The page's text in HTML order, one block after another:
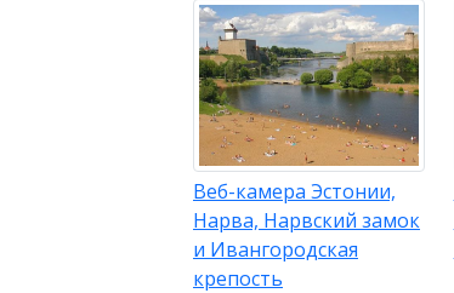
Веб-камера Эстонии,
Нарва, Нарвский замок
и Ивангородская
крепость